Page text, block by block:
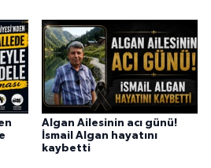
Algan Ailesinin acı günü!
İsmail Algan hayatını
kaybetti